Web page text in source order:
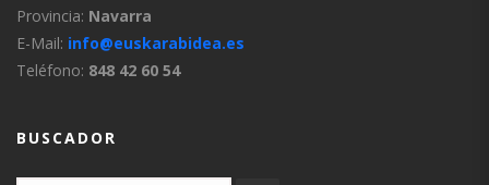
Provincia: Navarra
E-Mail: info@euskarabidea.es
Teléfono: 848 42 60 54
BUSCADOR